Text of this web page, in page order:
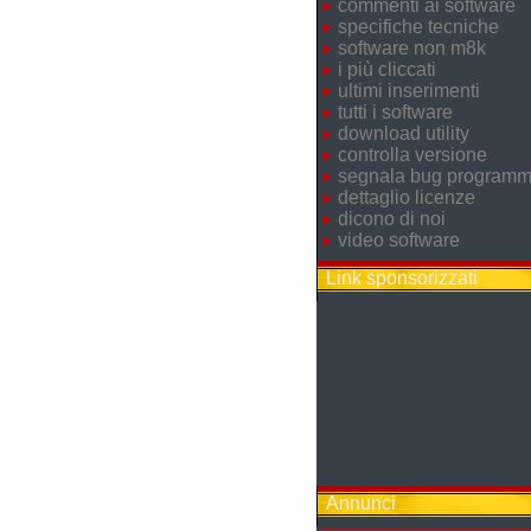
commenti ai software
specifiche tecniche
software non m8k
i più cliccati
ultimi inserimenti
tutti i software
download utility
controlla versione
segnala bug
dettaglio licenze
dicono di noi
video software
Link sponsorizzati
Annunci